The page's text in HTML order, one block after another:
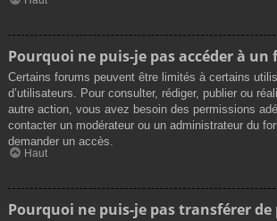
Pourquoi ne puis-je pas accéder à un
Certains forums peuvent être limités à certains
d’utilisateurs. Pour consulter, rédiger, publier ou
autre action, vous avez besoin des permissions
contacter un modérateur ou un administrateur du
demander un accès.
Haut
Pourquoi ne puis-je pas transférer de